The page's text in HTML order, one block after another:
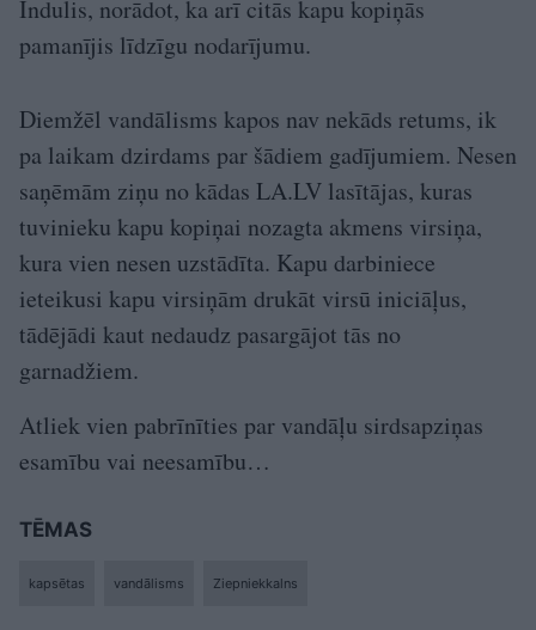
Indulis, norādot, ka arī citās kapu kopiņās
pamanījis līdzīgu nodarījumu.
Diemžēl vandālisms kapos nav nekāds retums, ik
pa laikam dzirdams par šādiem gadījumiem. Nesen
saņēmām ziņu no kādas LA.LV lasītājas, kuras
tuvinieku kapu kopiņai nozagta akmens virsiņa,
kura vien nesen uzstādīta. Kapu darbiniece
ieteikusi kapu virsiņām drukāt virsū iniciāļus,
tādējādi kaut nedaudz pasargājot tās no
garnadžiem.
Atliek vien pabrīnīties par vandāļu sirdsapziņas
esamību vai neesamību…
TĒMAS
kapsētas vandālisms Ziepniekkalns